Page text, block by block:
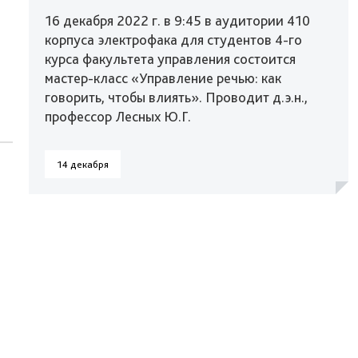
16 декабря 2022 г. в 9:45 в аудитории 410
корпуса электрофака для студентов 4-го
курса факультета управления состоится
мастер-класс «Управление речью: как
говорить, чтобы влиять». Проводит д.э.н.,
профессор Лесных Ю.Г.
14 декабря